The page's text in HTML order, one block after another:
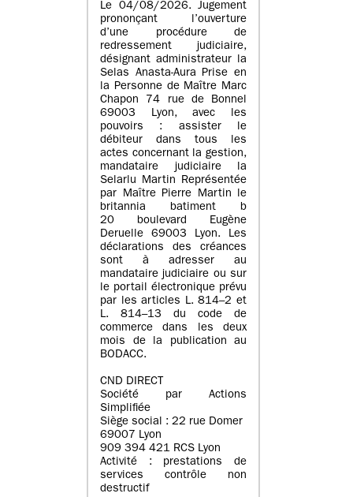
Le 04/08/2026. Jugement
prononçant l’ouverture
d’une procédure de
redressement judiciaire,
désignant administrateur la
Selas Anasta-Aura Prise en
la Personne de Maître Marc
Chapon 74 rue de Bonnel
69003 Lyon, avec les
pouvoirs : assister le
débiteur dans tous les
actes concernant la gestion,
mandataire judiciaire la
Selarlu Martin Représentée
par Maître Pierre Martin le
britannia batiment b
20 boulevard Eugène
Deruelle 69003 Lyon. Les
déclarations des créances
sont à adresser au
mandataire judiciaire ou sur
le portail électronique prévu
par les articles L. 814–2 et
L. 814–13 du code de
commerce dans les deux
mois de la publication au
BODACC.
CND DIRECT
Société par Actions
Simplifiée
Siège social : 22 rue Domer
69007 Lyon
909 394 421 RCS Lyon
Activité : prestations de
services contrôle non
destructif